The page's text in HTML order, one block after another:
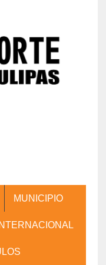
MUNICIPIO
INTERNACIONAL